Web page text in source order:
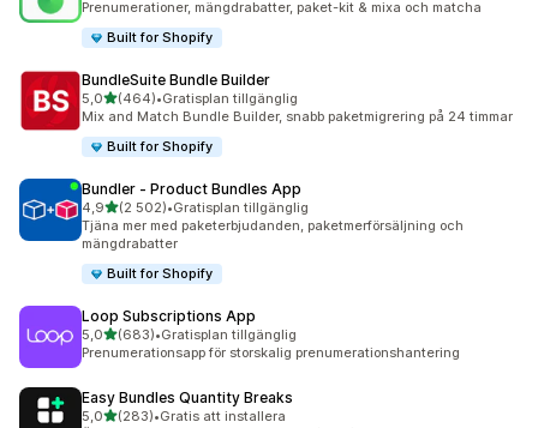
Prenumerationer, mängdrabatter, paket-kit & mixa och matcha
Built for Shopify
BundleSuite Bundle Builder
5,0av 5 stjärnor
(464)
464 recensioner totalt
•Gratisplan tillgänglig
Mix and Match Bundle Builder, snabb paketmigrering på 24 timmar
Built for Shopify
Bundler ‑ Product Bundles App
4,9av 5 stjärnor
(2 502)
2502 recensioner totalt
•Gratisplan tillgänglig
Tjäna mer med paketerbjudanden, paketmerförsäljning och
mängdrabatter
Built for Shopify
Loop Subscriptions App
5,0av 5 stjärnor
(683)
683 recensioner totalt
•Gratisplan tillgänglig
Prenumerationsapp för storskalig prenumerationshantering
Easy Bundles Quantity Breaks
5,0av 5 stjärnor
(283)
283 recensioner totalt
•Gratis att installera